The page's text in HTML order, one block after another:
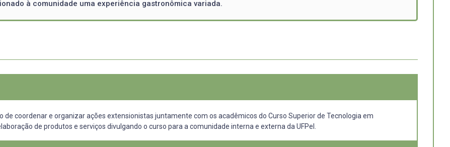
à comunidade uma experiência gastronômica variada.
coordenar e organizar ações extensionistas juntamente com os acadêmicos do Curso Superior de Tecnologia em
de produtos e serviços divulgando o curso para a comunidade interna e externa da UFPel.